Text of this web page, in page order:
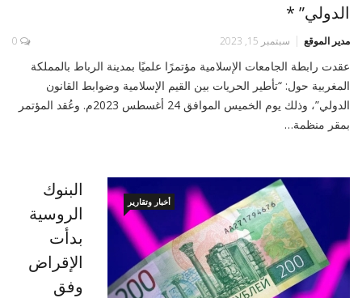
الدولي” *
مدير الموقع سبتمبر 15, 2023 0
عقدت رابطة الجامعات الإسلامية مؤتمرًا علميًا بمدينة الرباط بالمملكة
المغربية حول: “تأطير الحريات بين القيم الإسلامية وضوابط القانون
الدولي”، وذلك يوم الخميس الموافق 24 أغسطس 2023م. وعُقد المؤتمر
بمقر منظمة…
أخبار وتقارير
البنوك
الروسية
بدأت
الإقراض
وفق